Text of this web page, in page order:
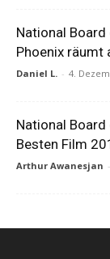
National
Phoenix räumt
Daniel L. - 4.
National
Besten Film
Arthur Awanesjan -